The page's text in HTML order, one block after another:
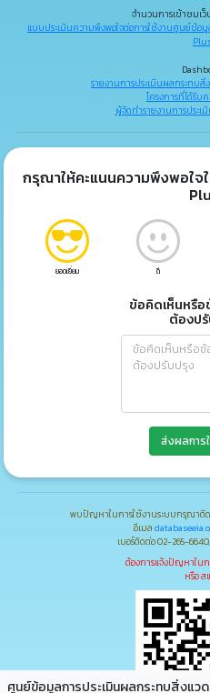
ศูนย์ข้อมูลการประเมินผลกระทบสิ่งแว
จำนวนการเข้าชมเว็
แบบประเมินความพึงพอใจต่อการใช้งานศูนย์ข้อ
รายงานการประเมินผลกระทบ
โครงการที่ได้รับ
ผู้จัดทำรายงานการประ
กรุณาให้คะแนนความพึงพอใจ
ยอดเยี่ยม ดี
ข้อคิดเห็นหรือ
ต้องป
ส่งผลการ
พบปัญหาในการใช้งานระบบกรุณาติ
อีเมล
เบอร์ติดต่อ 02-265-
ต้องการแจ้งปัญหาในก
หรือ